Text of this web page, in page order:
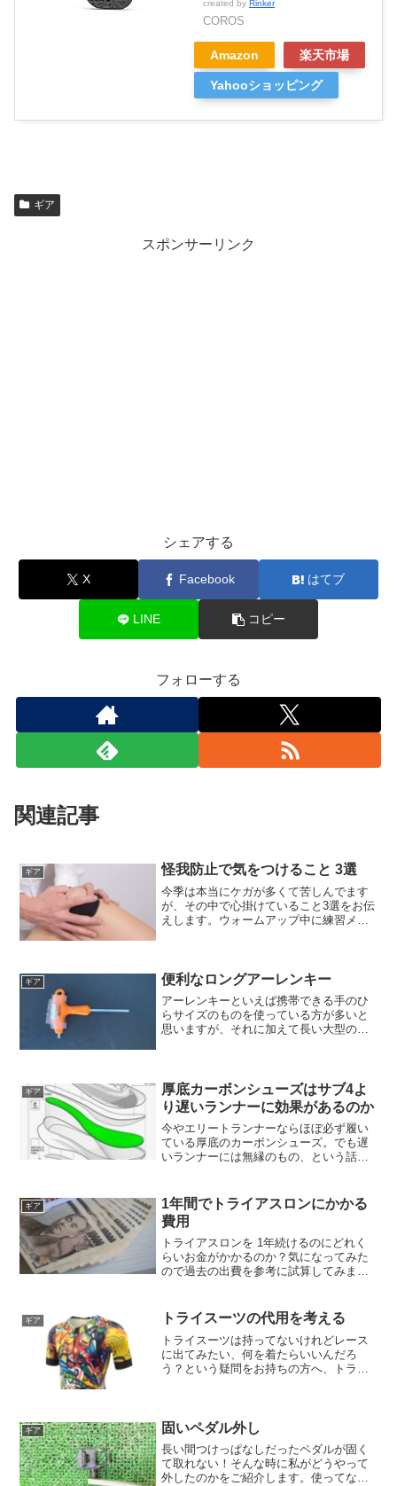
created by Rinker
COROS
Amazon 楽天市場
Yahooショッピング
ギア
スポンサーリンク
シェアする
X Facebook はてブ
LINE コピー
フォローする
関連記事
ギア 怪我防止で気をつけること 3選
今季は本当にケガが多くて苦しんでます
が、その中で心掛けていること3選をお伝
えします。ウォームアップ中に練習メニ
す。私も同様ではありま...
ギア 便利なロングアーレンキー
アーレンキーといえば携帯できる手のひ
らサイズのものを使っている方が多いと
思いますが、それに加えて長い大型のロ
角レンチとも呼ばれます。と...
ギア
厚底カーボンシューズはサブ4よ
り遅いランナーに効果があるのか
今やエリートランナーならほぼ必ず履い
ている厚底のカーボンシューズ。でも遅
いランナーには無縁のもの、という話も
いう疑問に対して実験を行った動画(英語)
がありましたので内...
ギア
1年間でトライアスロンにかかる
費用
トライアスロンを 1年続けるのにどれく
らいお金がかかるのか？気になってみた
ので過去の出費を参考に試算してみまし
少し高くなるはず。これでもロングのレ
ース出る人とし...
ギア トライスーツの代用を考える
トライスーツは持ってないけれどレース
に出てみたい、何を着たらいいんだろ
う？という疑問をお持ちの方へ、トライ
てサイクルジャージがラ...
ギア 固いペダル外し
長い間つけっぱなしだったペダルが固く
て取れない！そんな時に私がどうやって
外したのかをご紹介します。使ってない